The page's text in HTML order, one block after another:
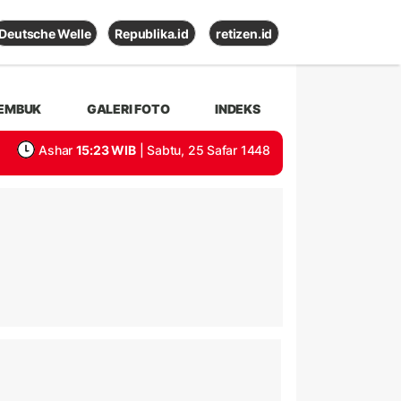
Deutsche Welle Republika.id retizen.id
GALERI FOTO INDEKS
Ashar 15:23 WIB | Sabtu, 25 Safar 1448